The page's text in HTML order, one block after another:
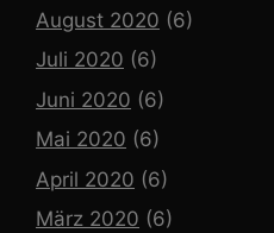
August 2020 (6)
Juli 2020 (6)
Juni 2020 (6)
Mai 2020 (6)
April 2020 (6)
März 2020 (6)